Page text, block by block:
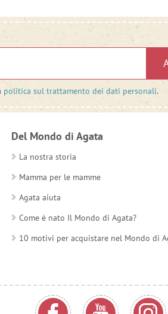
politica sul trattamento dei dati personali.
Del Mondo di Agata
La nostra storia
Mamma per le mamme
Agata aiuta
Come è nato Il Mondo di Agata?
10 motivi per acquistare nel Mondo di